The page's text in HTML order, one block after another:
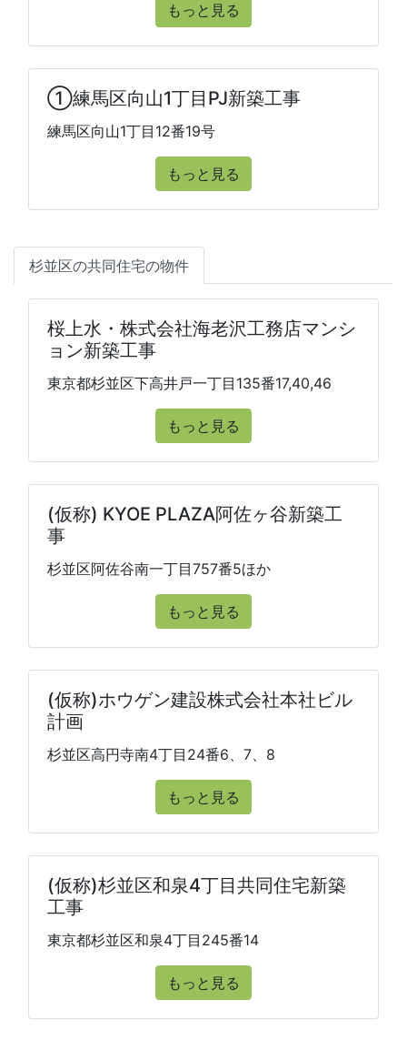
もっと見る
①練馬区向山1丁目PJ新築工事
練馬区向山1丁目12番19号
もっと見る
杉並区の共同住宅の物件
桜上水・株式会社海老沢工務店マンシ
ョン新築工事
東京都杉並区下高井戸一丁目135番17,40,46
もっと見る
(仮称) KYOE PLAZA阿佐ヶ谷新築工
事
杉並区阿佐谷南一丁目757番5ほか
もっと見る
(仮称)ホウゲン建設株式会社本社ビル
計画
杉並区高円寺南4丁目24番6、7、8
もっと見る
(仮称)杉並区和泉4丁目共同住宅新築
工事
東京都杉並区和泉4丁目245番14
もっと見る